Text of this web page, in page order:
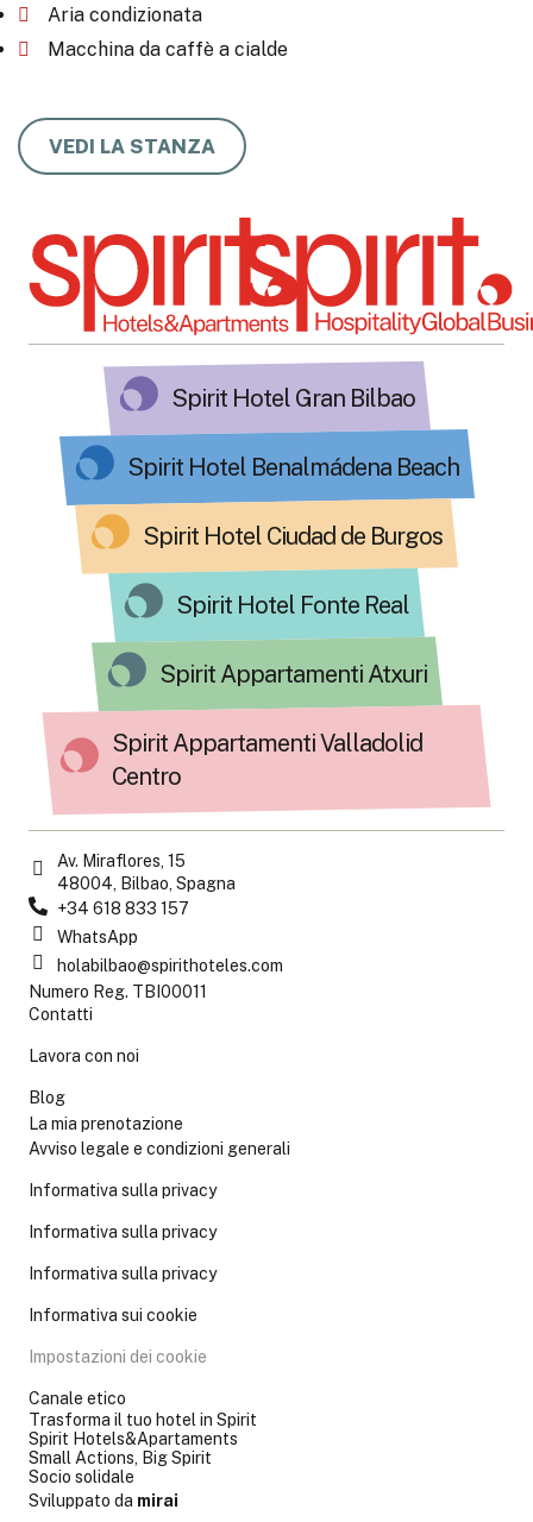
Aria condizionata
Macchina da caffè a cialde
VEDI LA STANZA
Spirit Hotel Gran Bilbao
Spirit Hotel Benalmádena Beach
Spirit Hotel Ciudad de Burgos
Spirit Hotel Fonte Real
Spirit Appartamenti Atxuri
Spirit Appartamenti Valladolid
Centro
Av. Miraflores, 15
48004, Bilbao, Spagna
+34 618 833 157
WhatsApp
holabilbao@spirithoteles.com
Numero Reg. TBI00011
Contatti
Lavora con noi
Blog
La mia prenotazione
Avviso legale e condizioni generali
Informativa sulla privacy
Informativa sulla privacy
Informativa sulla privacy
Informativa sui cookie
Impostazioni dei cookie
Canale etico
Trasforma il tuo hotel in Spirit
Spirit Hotels&Apartaments
Small Actions, Big Spirit
Socio solidale
Sviluppato da mirai